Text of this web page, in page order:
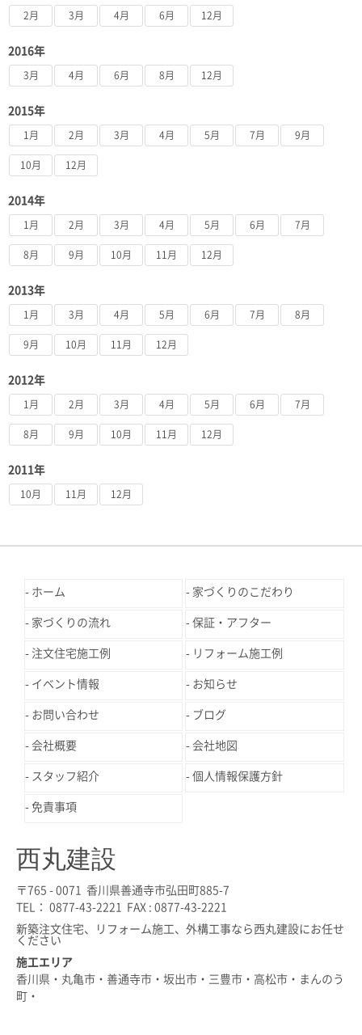
2月 3月 4月 6月 12月
2016年
3月 4月 6月 8月 12月
2015年
1月 2月 3月 4月 5月 7月 9月
10月 12月
2014年
1月 2月 3月 4月 5月 6月 7月
8月 9月 10月 11月 12月
2013年
1月 3月 4月 5月 6月 7月 8月
9月 10月 11月 12月
2012年
1月 2月 3月 4月 5月 6月 7月
8月 9月 10月 11月 12月
2011年
10月 11月 12月
ホーム 家づくりのこだわり
家づくりの流れ 保証・アフター
注文住宅施工例 リフォーム施工例
イベント情報 お知らせ
お問い合わせ ブログ
会社概要 会社地図
スタッフ紹介 個人情報保護方針
免責事項
西丸建設
〒765 - 0071 香川県善通寺市弘田町885-7
TEL： 0877-43-2221 FAX : 0877-43-2221
新築注文住宅、リフォーム施工、外構工事なら西丸建設にお任せ
ください
施工エリア
香川県・丸亀市・善通寺市・坂出市・三豊市・高松市・まんのう
町・